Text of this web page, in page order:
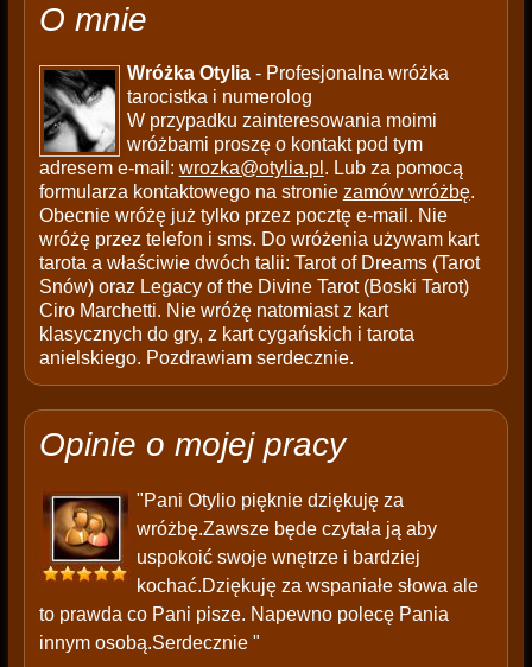
O mnie
Wróżka Otylia- Profesjonalna wróżka
tarocistka i numerolog
W przypadku zainteresowania moimi
wróżbami proszę o kontakt pod tym
adresem e-mail: wrozka@otylia.pl . Lub za pomocą
formularza kontaktowego na stronie zamów wróżbę.
Obecnie wróżę już tylko przez pocztę e-mail. Nie
wróżę przez telefon i sms. Do wróżenia używam kart
tarota a właściwie dwóch talii: Tarot of Dreams (Tarot
Snów) oraz Legacy of the Divine Tarot (Boski Tarot)
Ciro Marchetti. Nie wróżę natomiast z kart
klasycznych do gry, z kart cygańskich i tarota
anielskiego. Pozdrawiam serdecznie.
Opinie o mojej pracy
"Pani Otylio pięknie dziękuję za
wróżbę.Zawsze będe czytała ją aby
uspokoić swoje wnętrze i bardziej
kochać.Dziękuję za wspaniałe słowa ale
to prawda co Pani pisze. Napewno polecę Pania
innym osobą.Serdecznie "